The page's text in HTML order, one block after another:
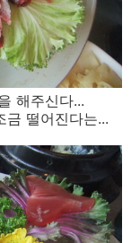
해주신다...
금 떨어진다는...